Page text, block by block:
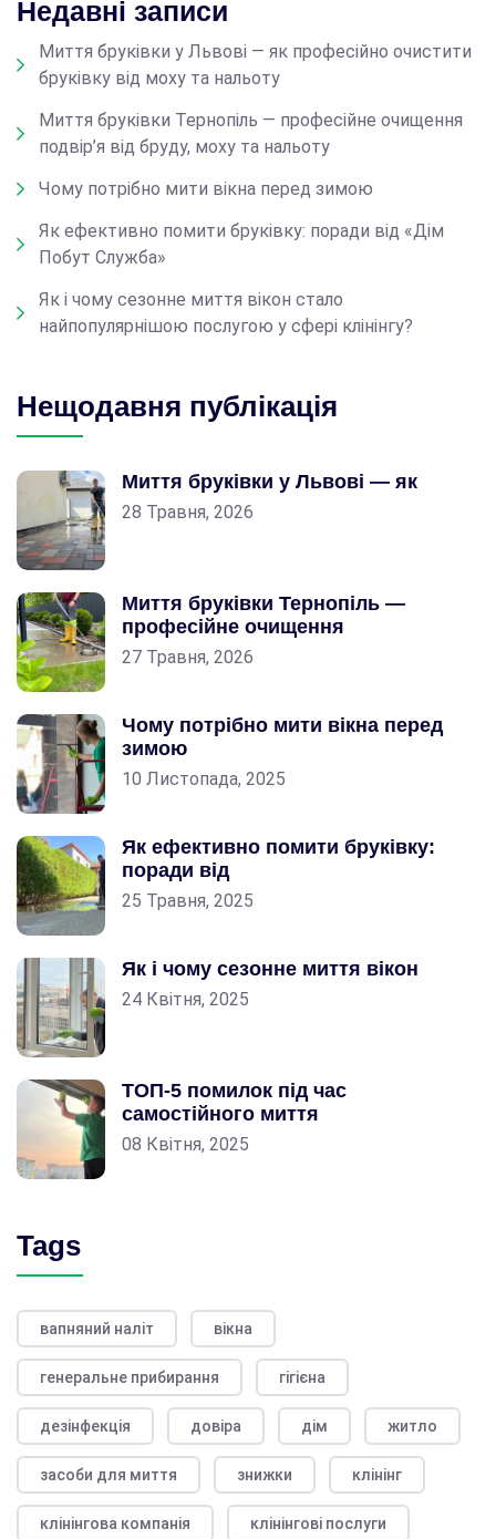
Недавні записи
Миття бруківки у Львові — як професійно очистити
бруківку від моху та нальоту
Миття бруківки Тернопіль — професійне очищення
подвір’я від бруду, моху та нальоту
Чому потрібно мити вікна перед зимою
Як ефективно помити бруківку: поради від «Дім
Побут Служба»
Як і чому сезонне миття вікон стало
найпопулярнішою послугою у сфері клінінгу?
Нещодавня публікація
Миття бруківки у Львові — як
28 Травня, 2026
Миття бруківки Тернопіль —
професійне очищення
27 Травня, 2026
Чому потрібно мити вікна перед
зимою
10 Листопада, 2025
Як ефективно помити бруківку:
поради від
25 Травня, 2025
Як і чому сезонне миття вікон
24 Квітня, 2025
ТОП-5 помилок під час
самостійного миття
08 Квітня, 2025
Tags
вапняний наліт вікна
генеральне прибирання гігієна
дезінфекція довіра дім житло
засоби для миття знижки клінінг
клінінгова компанія клінінгові послуги